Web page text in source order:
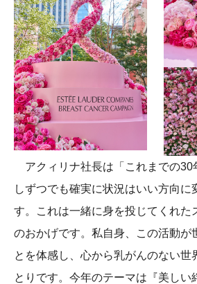
アクィリナ社長は「これまでの30
しずつでも確実に状況はいい方向に
す。これは一緒に身を投じてくれた
のおかげです。私自身、この活動が
とを体感し、心から乳がんのない世
とりです。今年のテーマは『美しい